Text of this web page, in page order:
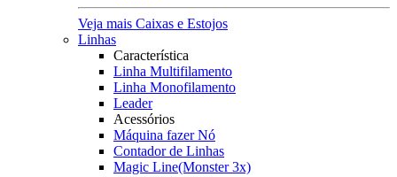
Veja mais Caixas e Estojos
Linhas
Característica
Linha Multifilamento
Linha Monofilamento
Leader
Acessórios
Máquina fazer Nó
Contador de Linhas
Magic Line(Monster 3x)